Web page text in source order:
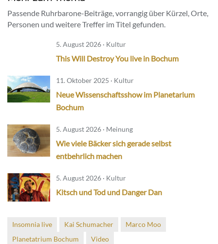
Passende Ruhrbarone-Beiträge, vorrangig über Kürzel, Orte,
Personen und weitere Treffer im Titel gefunden.
5. August 2026 · Kultur
This Will Destroy You live in Bochum
11. Oktober 2025 · Kultur
Neue Wissenschaftsshow im Planetarium
Bochum
5. August 2026 · Meinung
Wie viele Bäcker sich gerade selbst
entbehrlich machen
5. August 2026 · Kultur
Kitsch und Tod und Danger Dan
Insomnia live Kai Schumacher
Marco Moo
Planetatrium Bochum
Video